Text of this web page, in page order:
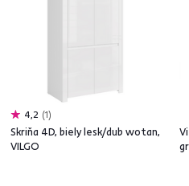
4,2 1
Skriňa 4D, biely lesk/dub wotan,
VILGO